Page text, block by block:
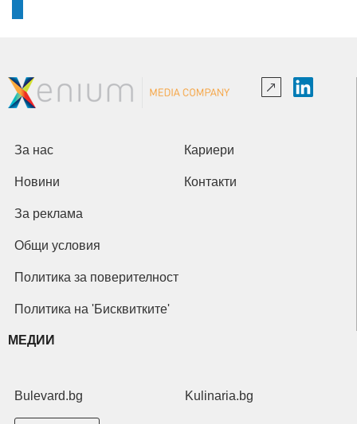
За нас Кариери
Новини Контакти
За реклама
Общи условия
Политика за поверителност
Политика на 'Бисквитките'
МЕДИИ
Bulevard.bg Kulinaria.bg